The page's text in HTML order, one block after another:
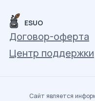
ESUO
Договор-оферта
Центр поддержки
Сайт является